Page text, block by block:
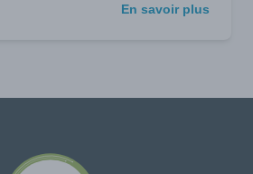
En savoir plus